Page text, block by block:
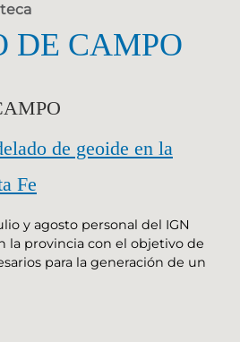
DE CAMPO
de geoide en la
Fe
y agosto personal del IGN
la provincia con el objetivo de
para la generación de un